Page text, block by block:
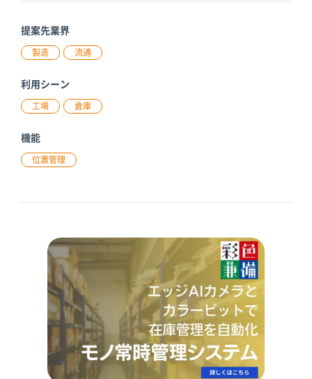
提案先業界
製造 流通
利用シーン
工場 倉庫
機能
位置管理